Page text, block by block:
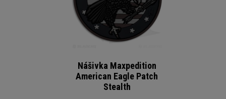
Nášivka Maxpedition
American Eagle Patch
Stealth